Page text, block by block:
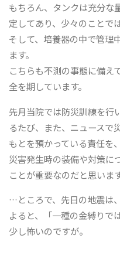
もちろん、タンクは充分な
定してあり、少々のことで
そして、培養器の中で管理
ます。
こちらも不測の事態に備え
全を期しています。
先月当院では防災訓練を行
るたび、また、ニュースで
もとを預かっている責任を
災害発生時の装備や対策に
ことが重要なのだと思います
…ところで、先日の地震は
よると、「一種の金縛りで
少し怖いのですが。